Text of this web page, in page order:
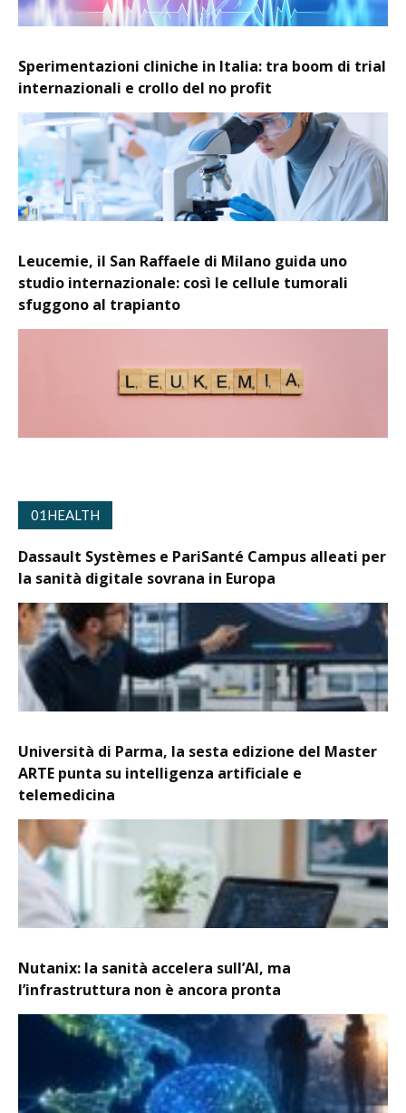
Sperimentazioni cliniche in Italia: tra boom di trial
internazionali e crollo del no profit
Leucemie, il San Raffaele di Milano guida uno
studio internazionale: così le cellule tumorali
sfuggono al trapianto
01HEALTH
Dassault Systèmes e PariSanté Campus alleati per
la sanità digitale sovrana in Europa
Università di Parma, la sesta edizione del Master
ARTE punta su intelligenza artificiale e
telemedicina
Nutanix: la sanità accelera sull’AI, ma
l’infrastruttura non è ancora pronta